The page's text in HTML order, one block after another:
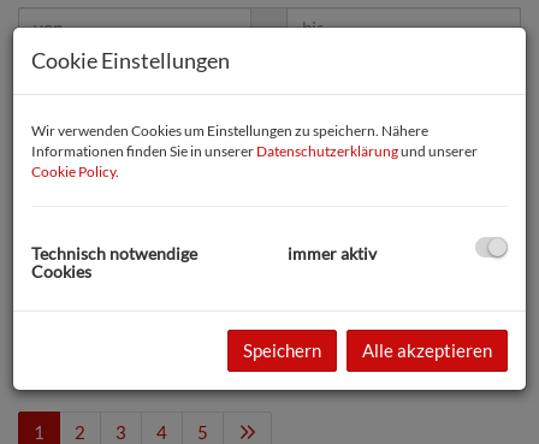
-
Wohnfläche (von/bis)
Weitere Suchoptionen
1 2 3 4 5
Cookie Einstellungen
Wir verwenden Cookies um Einstellungen zu speichern. Nähere
Informationen finden Sie in unserer Datenschutzerklärungund unserer
Cookie Policy.
Technisch notwendige
Cookies
immer aktiv
Speichern Alle akzeptieren